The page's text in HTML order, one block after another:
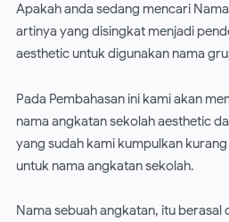
Apakah anda sedang mencari
artinya yang disingkat menjadi
aesthetic untuk digunakan nama
Pada Pembahasan ini kami akan
nama angkatan sekolah aesthetic
yang sudah kami kumpulkan
untuk nama angkatan sekolah.
Nama sebuah angkatan, itu berasal